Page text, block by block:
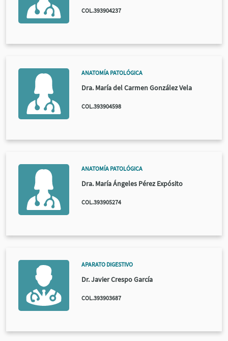
COL.393904237
ANATOMÍA PATOLÓGICA
Dra. María del Carmen González Vela
COL.393904598
ANATOMÍA PATOLÓGICA
Dra. María Ángeles Pérez Expósito
COL.393905274
APARATO DIGESTIVO
Dr. Javier Crespo García
COL.393903687